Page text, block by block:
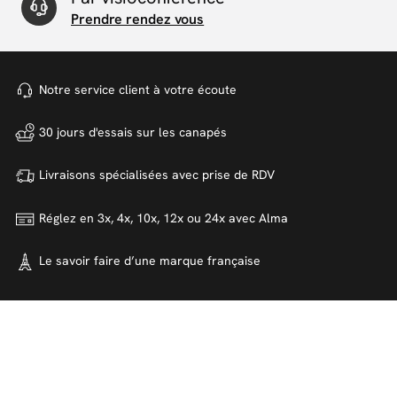
Prendre rendez vous
Notre service client à votre écoute
30 jours d'essais sur les canapés
Livraisons spécialisées avec prise de RDV
Réglez en 3x, 4x, 10x, 12x ou 24x avec Alma
Le savoir faire d’une marque française